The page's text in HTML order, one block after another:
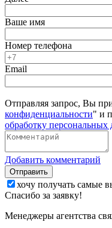
Ваше имя
Номер телефона
Email
Отправляя запрос, Вы
конфиденциальности" и
обработку персональных
Добавить комментарий
Отправить
хочу получать самые
Спасибо за заявку!
Менеджеры агентства